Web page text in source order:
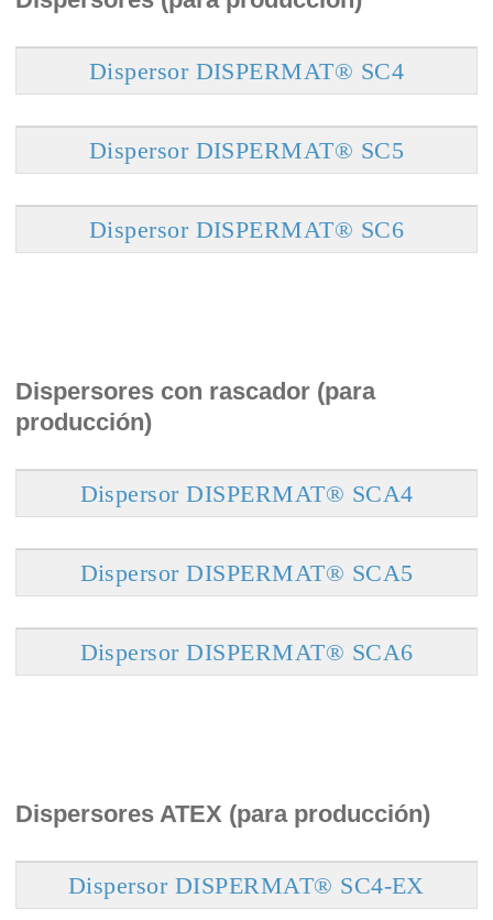
Dispersor DISPERMAT® SC4
Dispersor DISPERMAT® SC5
Dispersor DISPERMAT® SC6
Dispersores con rascador (para
producción)
Dispersor DISPERMAT® SCA4
Dispersor DISPERMAT® SCA5
Dispersor DISPERMAT® SCA6
Dispersores ATEX (para producción)
Dispersor DISPERMAT® SC4-EX